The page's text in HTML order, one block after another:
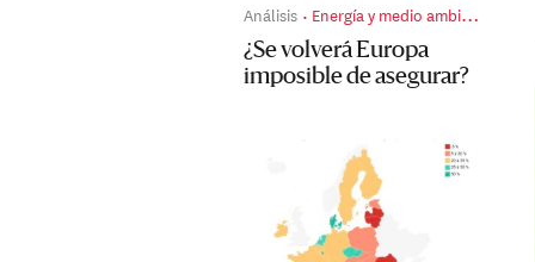
Análisis Energía y medio ambiente
¿Se volverá Europa
imposible de asegurar?